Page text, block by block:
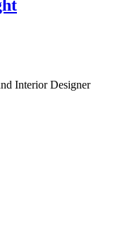
Interior Designer